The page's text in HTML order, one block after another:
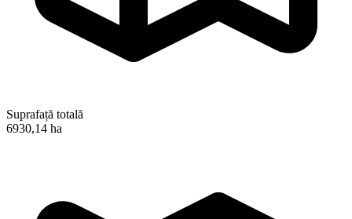
Suprafață totală
6930,14 ha